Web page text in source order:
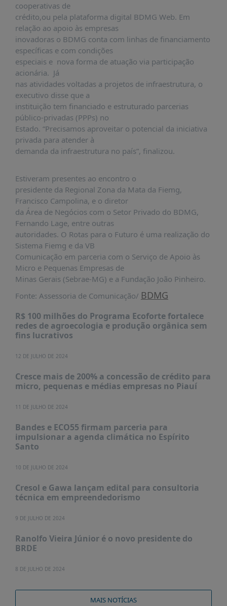
cooperativas de
crédito,ou pela plataforma digital BDMG Web. Em
relação ao apoio às empresas
inovadoras o BDMG conta com linhas de financiamento
específicas e com condições
especiais e nova forma de atuação via participação
acionária. Já
nas atividades voltadas a projetos de infraestrutura, o
executivo disse que a
instituição tem financiado e estruturado parcerias
público-privadas (PPPs) no
Estado. “Precisamos aproveitar o potencial da iniciativa
privada para atender à
demanda da infraestrutura no país”, finalizou.
Estiveram presentes ao encontro o
presidente da Regional Zona da Mata da Fiemg,
Francisco Campolina, e o diretor
da Área de Negócios com o Setor Privado do BDMG,
Fernando Lage, entre outras
autoridades. O Rotas para o Futuro é uma realização do
Sistema Fiemg e da VB
Comunicação em parceria com o Serviço de Apoio às
Micro e Pequenas Empresas de
Minas Gerais (Sebrae-MG) e a Fundação João Pinheiro.
Fonte: Assessoria de Comunicação/ BDMG
R$ 100 milhões do Programa Ecoforte fortalece
redes de agroecologia e produção orgânica sem
fins lucrativos
12 DE JULHO DE 2024
Cresce mais de 200% a concessão de crédito para
micro, pequenas e médias empresas no Piauí
11 DE JULHO DE 2024
Bandes e ECO55 firmam parceria para
impulsionar a agenda climática no Espírito
Santo
10 DE JULHO DE 2024
Cresol e Gawa lançam edital para consultoria
técnica em empreendedorismo
9 DE JULHO DE 2024
Ranolfo Vieira Júnior é o novo presidente do
BRDE
8 DE JULHO DE 2024
MAIS NOTÍCIAS